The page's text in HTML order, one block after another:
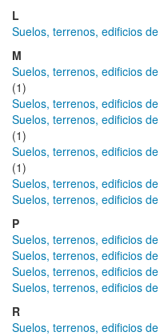
L
Suelos, terrenos, edificios
M
Suelos, terrenos, edificios
(1)
Suelos, terrenos, edificios
Suelos, terrenos, edificios
(1)
Suelos, terrenos, edificios
(1)
Suelos, terrenos, edificios
Suelos, terrenos, edificios
P
Suelos, terrenos, edificios
Suelos, terrenos, edificios
Suelos, terrenos, edificios
Suelos, terrenos, edificios
R
Suelos, terrenos, edificios